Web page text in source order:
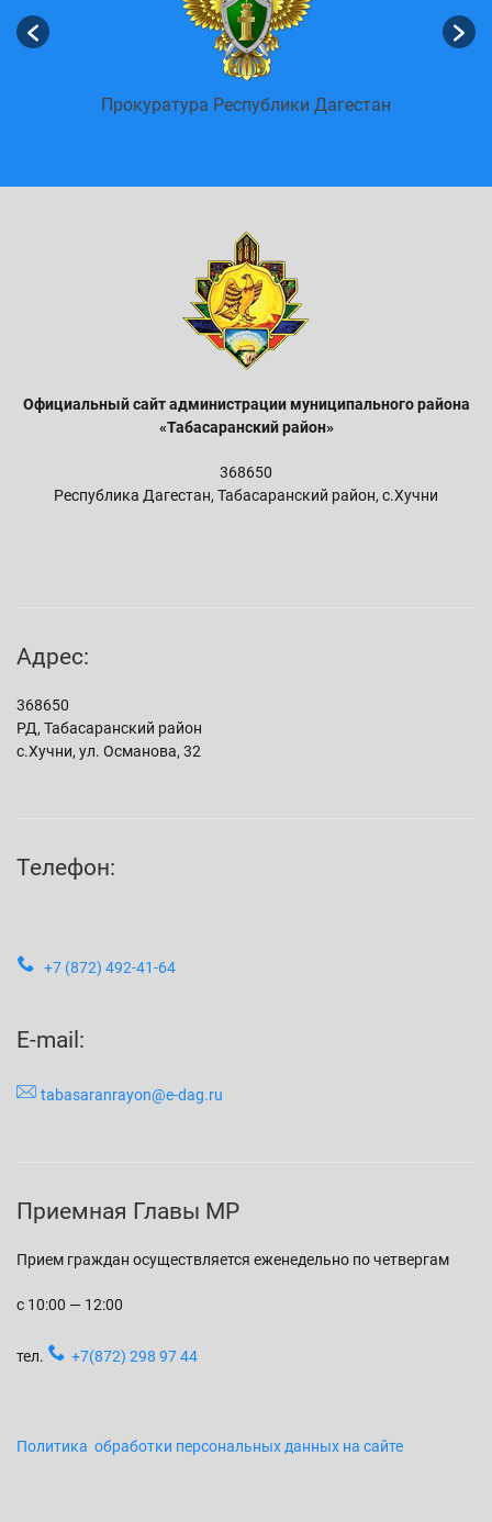
Прокуратура Республики Дагестан
Официальный сайт администрации муниципального района
«Табасаранский район»
368650
Республика Дагестан, Табасаранский район, с.Хучни
Адрес:
368650
РД, Табасаранский район
с.Хучни, ул. Османова, 32
Телефон:
+7 (872) 492-41-64
E-mail:
tabasaranrayon@e-dag.ru
Приемная Главы МР
Прием граждан осуществляется еженедельно по четвергам
с 10:00 — 12:00
тел. +7(872) 298 97 44
Политика обработки персональных данных на сайте